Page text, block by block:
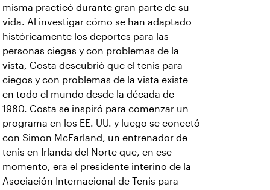
misma practicó durante gran parte de su
vida. Al investigar cómo se han adaptado
históricamente los deportes para las
personas ciegas y con problemas de la
vista, Costa descubrió que el tenis para
ciegos y con problemas de la vista existe
en todo el mundo desde la década de
1980. Costa se inspiró para comenzar un
programa en los EE. UU. y luego se conectó
con Simon McFarland, un entrenador de
tenis en Irlanda del Norte que, en ese
momento, era el presidente interino de la
Asociación Internacional de Tenis para